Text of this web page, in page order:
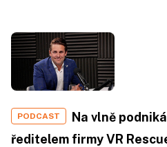
PODCAST
Na vlně
ředitelem firmy VR